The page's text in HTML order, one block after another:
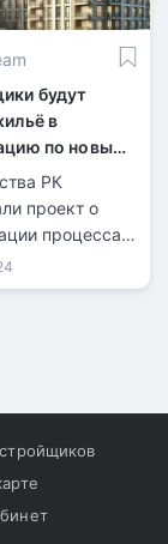
будут
в
по новым
изменится
РК
проект о
процесса
в